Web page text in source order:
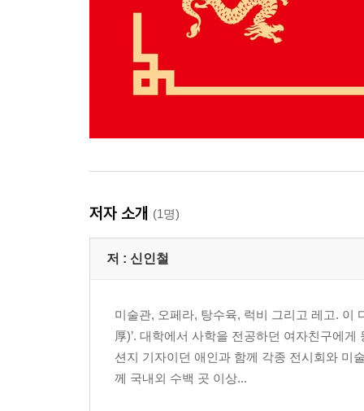
저자 소개 (1명)
저 : 신인철
미술관, 오페라, 탕수육, 럭비 그리고 레고. 이
厚)’. 대학에서 사학을 전공하던 여자친구에
션지 기자이던 애인과 함께 각종 전시회와 미
께 국내외 수백 곳 이상...